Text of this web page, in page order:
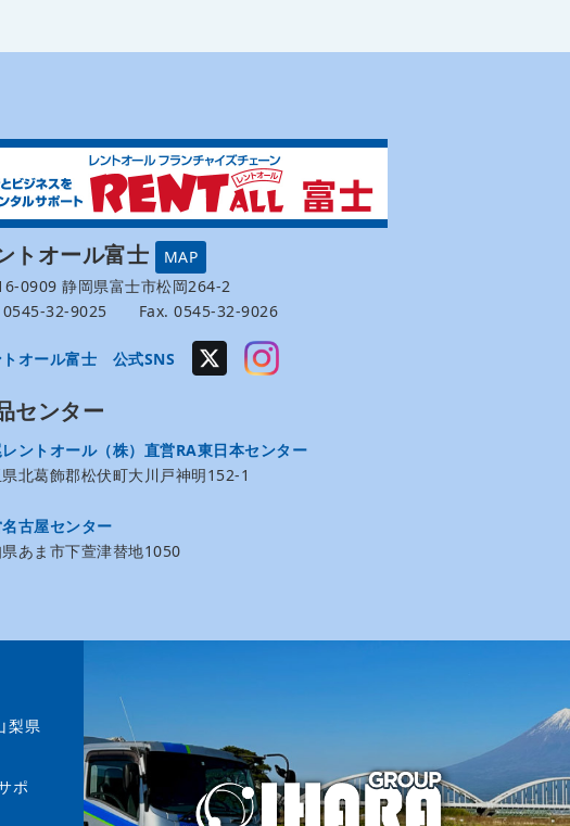
トオール富士
MAP
0909 静岡県富士市松岡264-2
0545-32-9025 Fax. 0545-32-9026
トオール富士 公式SNS
センター
ントオール（株）直営RA東日本センター
北葛飾郡松伏町大川戸神明152-1
古屋センター
あま市下萱津替地1050
梨県
ポ